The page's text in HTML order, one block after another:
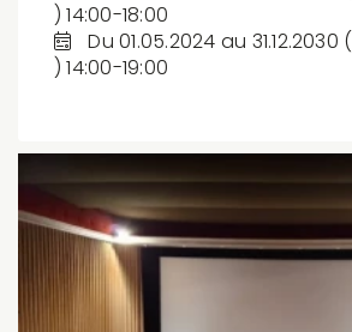
) 14:00-18:00
Du 01.05.2024 au 31.12.2030 (
) 14:00-19:00